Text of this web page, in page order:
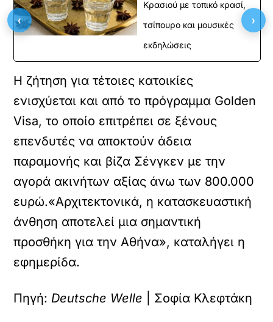
Κρασιού με τοπικό κρασί,
τσίπουρο και μουσικές
εκδηλώσεις
Η ζήτηση για τέτοιες κατοικίες
ενισχύεται και από το πρόγραμμα Golden
Visa, το οποίο επιτρέπει σε ξένους
επενδυτές να αποκτούν άδεια
παραμονής και βίζα Σένγκεν με την
αγορά ακινήτων αξίας άνω των 800.000
ευρώ.«Αρχιτεκτονικά, η κατασκευαστική
άνθηση αποτελεί μια σημαντική
προσθήκη για την Αθήνα», καταλήγει η
εφημερίδα.
Πηγή: Deutsche Welle | Σοφία Κλεφτάκη
‹ ›